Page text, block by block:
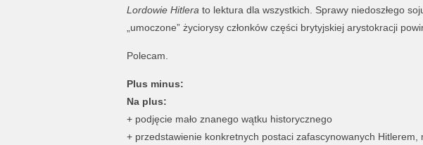
Lordowie Hitlera to lektura dla wszystkich. Sprawy niedoszłego
„umoczone” życiorysy członków części brytyjskiej arystokracji
Polecam.
Plus minus:
Na plus:
+ podjęcie mało znanego wątku historycznego
+ przedstawienie konkretnych postaci zafascynowanych